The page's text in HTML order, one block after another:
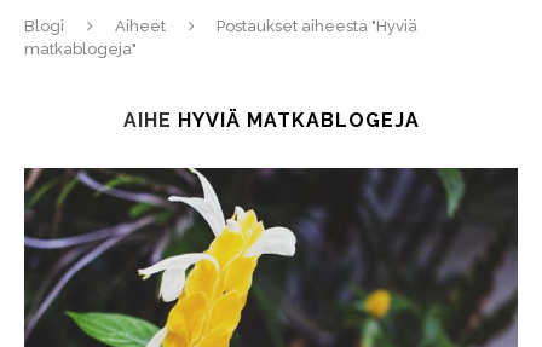
Blogi Aiheet
Postaukset aiheesta "Hyviä
matkablogeja"
AIHE HYVIÄ MATKABLOGEJA